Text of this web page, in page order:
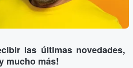
las últimas novedades,
mucho más!